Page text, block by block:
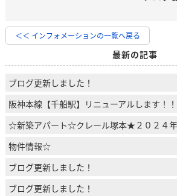
＜＜ インフォメーションの一覧へ戻る
最新の記事
ブログ更新しました！
阪神本線【千船駅】リニューアルします！！
☆新築アパート☆クレール塚本★２０２４
物件情報☆
ブログ更新しました！
ブログ更新しました！